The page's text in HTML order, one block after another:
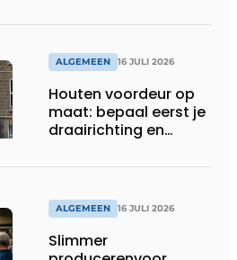
ALGEMEEN 16 JULI 2026
Houten voordeur op
maat: bepaal eerst je
draairichting en
ALGEMEEN 16 JULI 2026
Slimmer